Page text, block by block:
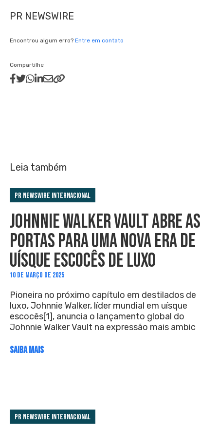
PR NEWSWIRE
Encontrou algum erro? Entre em contato
Compartilhe
Leia também
PR Newswire Internacional
JOHNNIE WALKER VAULT ABRE AS
PORTAS PARA UMA NOVA ERA DE
UÍSQUE ESCOCÊS DE LUXO
10 DE MARÇO DE 2025
Pioneira no próximo capítulo em destilados de
luxo, Johnnie Walker, líder mundial em uísque
escocês[1], anuncia o lançamento global do
Johnnie Walker Vault na expressão mais ambic
SAIBA MAIS
PR Newswire Internacional